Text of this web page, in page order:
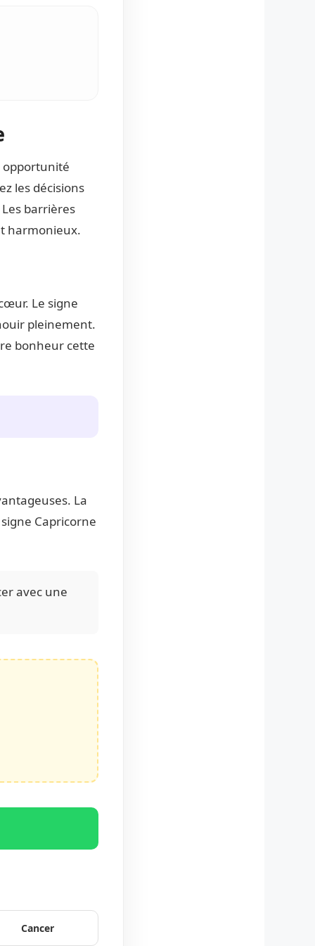
les décisions
barrières
harmonieux.
Le signe
pleinement.
bonheur cette
La
Capricorne
avec une
Cancer